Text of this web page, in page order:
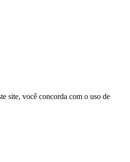
site, você concorda com o uso de